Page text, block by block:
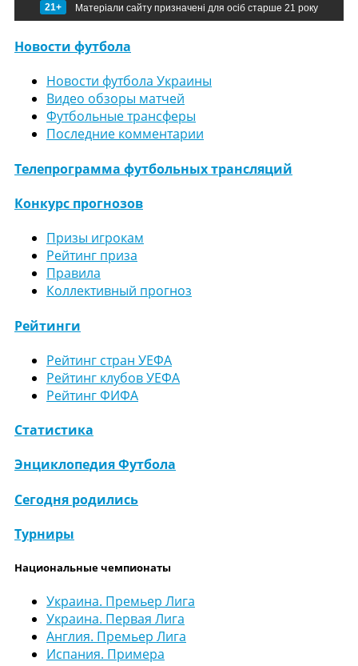
21+ Матеріали сайту призначені для осіб старше 21 року
Новости футбола
Новости футбола Украины
Видео обзоры матчей
Футбольные трансферы
Последние комментарии
Телепрограмма футбольных трансляций
Конкурс прогнозов
Призы игрокам
Рейтинг приза
Правила
Коллективный прогноз
Рейтинги
Рейтинг стран УЕФА
Рейтинг клубов УЕФА
Рейтинг ФИФА
Статистика
Энциклопедия Футбола
Сегодня родились
Турниры
Национальные чемпионаты
Украина. Премьер Лига
Украина. Первая Лига
Англия. Премьер Лига
Испания. Примера